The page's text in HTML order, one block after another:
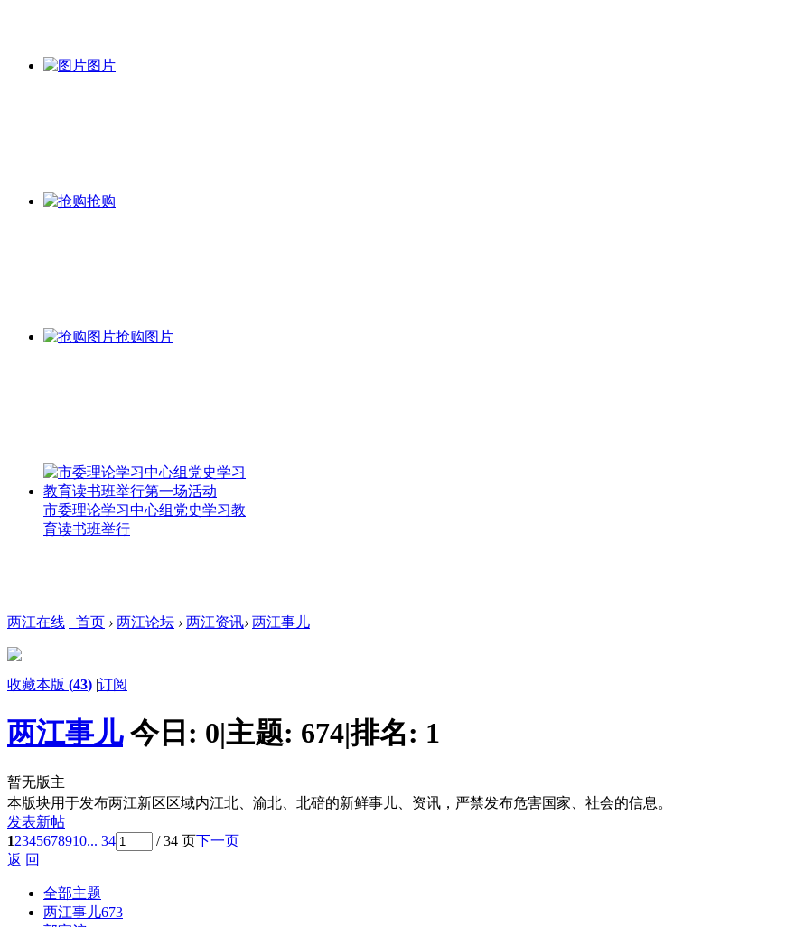
图片
抢购
抢购图片
市委理论学习中心组党史学习教
育读书班举行
两江在线 首页 › 两江论坛 › 两江资讯› 两江事儿
收藏本版 (43) |订阅
两江事儿 今日: 0|主题: 674|排名: 1
暂无版主
本版块用于发布两江新区区域内江北、渝北、北碚的新鲜事儿、资讯，严禁发布危害国家、社会的信息。
发表新帖
12345678910... 34 / 34 页下一页
返 回
全部主题
两江事儿673